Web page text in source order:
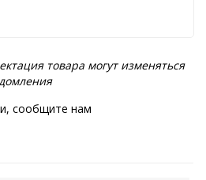
товара могут изменяться
сообщите нам